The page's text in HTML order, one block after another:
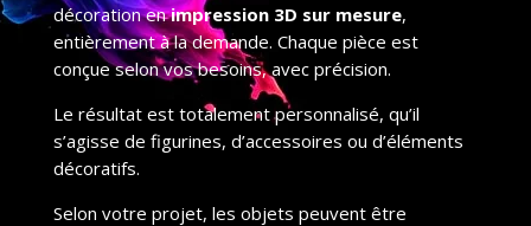
décoration enimpression 3D sur mesure,
entièrement à la demande. Chaque pièce est
conçue selon vos besoins, avec précision.
Le résultat est totalement personnalisé, qu’il
s’agisse de figurines, d’accessoires ou d’éléments
décoratifs.
Selon votre projet, les objets peuvent être